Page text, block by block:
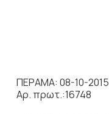
ΠΕΡΑΜΑ: 08-10-2015
Αρ. πρωτ.:16748